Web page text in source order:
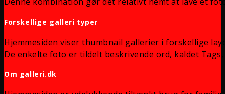
Denne kombination gør det relativt nemt at lave et
Forskellige galleri typer
Hjemmesiden viser thumbnail gallerier i forskellige
De enkelte foto er tildelt beskrivende ord, kaldet
Om galleri.dk